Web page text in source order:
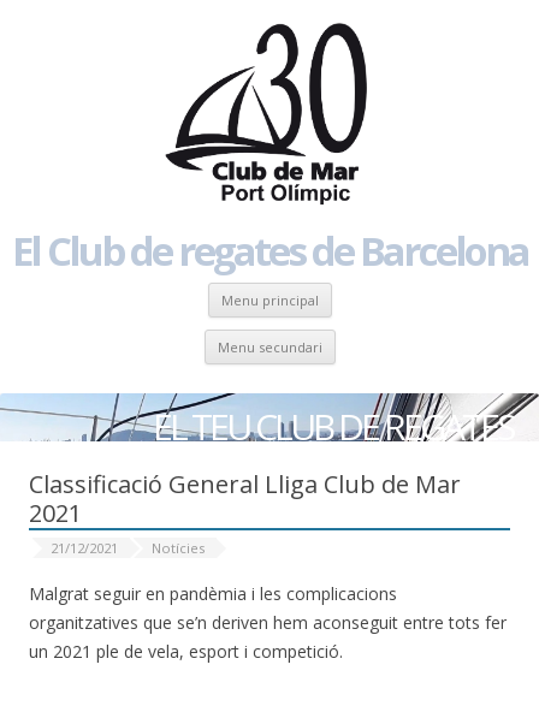
El Club de regates de Barcelona
Menu principal Skip to content
Menu secundari Skip to content
EL TEU CLUB DE REGATES
Classificació General Lliga Club de Mar
2021
21/12/2021 Notícies
Malgrat seguir en pandèmia i les complicacions
organitzatives que se’n deriven hem aconseguit entre tots fer
un 2021 ple de vela, esport i competició.